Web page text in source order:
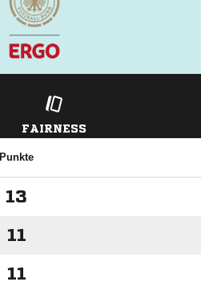
FAIRNESS
Punkte
13
11
11